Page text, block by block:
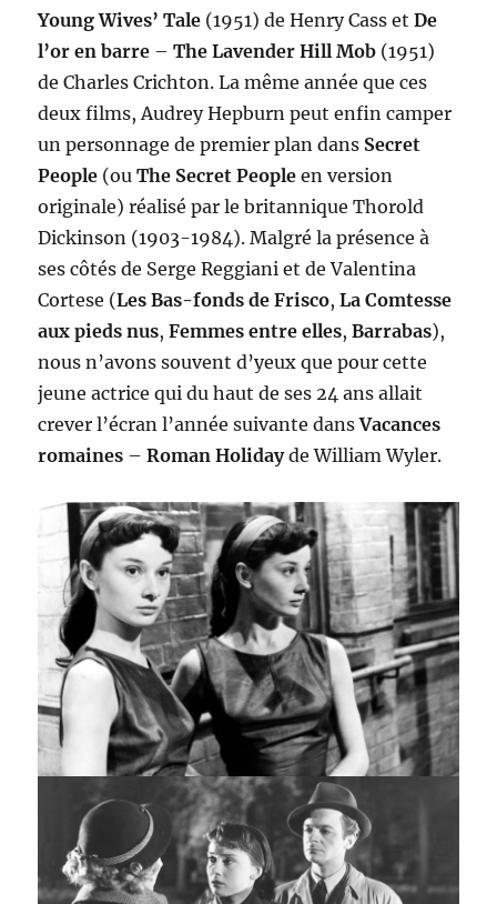
Young Wives’ Tale (1951) de Henry Cass etDe
l’or en barre –The Lavender Hill Mob (1951)
de Charles Crichton. La même année que ces
deux films, Audrey Hepburn peut enfin camper
un personnage de premier plan dans Secret
People (ouThe Secret Peopleen version
originale) réalisé par le britannique Thorold
Dickinson (1903-1984). Malgré la présence à
ses côtés de Serge Reggiani et de Valentina
Cortese (Les Bas-fonds de Frisco,La Comtesse
aux pieds nus,Femmes entre elles,Barrabas),
nous n’avons souvent d’yeux que pour cette
jeune actrice qui du haut de ses 24 ans allait
crever l’écran l’année suivante dansVacances
romaines –Roman Holidayde William Wyler.